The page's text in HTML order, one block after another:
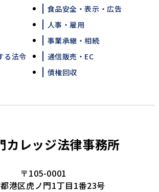
食品安全・表示・広告
人事・雇用
事業承継・相続
る法令
通信販売・EC
債権回収
カレッジ法律事務所
〒105-0001
港区虎ノ門1丁目1番23号